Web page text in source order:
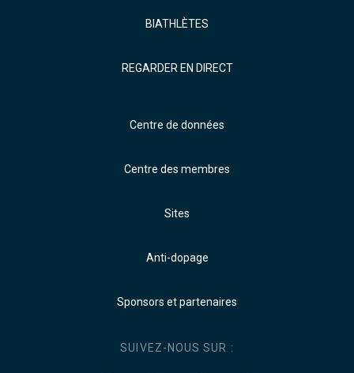
BIATHLÈTES
REGARDER EN DIRECT
Centre de données
Centre des membres
Sites
Anti-dopage
Sponsors et partenaires
SUIVEZ-NOUS SUR :